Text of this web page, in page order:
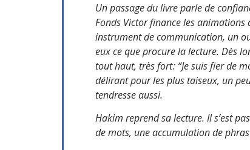
Un passage du livre parle de
Fonds Victor finance les animations
instrument de communication, un
eux ce que procurela lecture. Dès
tout haut, très fort : “Je suis fier de
délirant pour les plus taiseux, un
tendresse aussi.
Hakim reprend sa lecture. Il s’est
de mots, une accumulation de